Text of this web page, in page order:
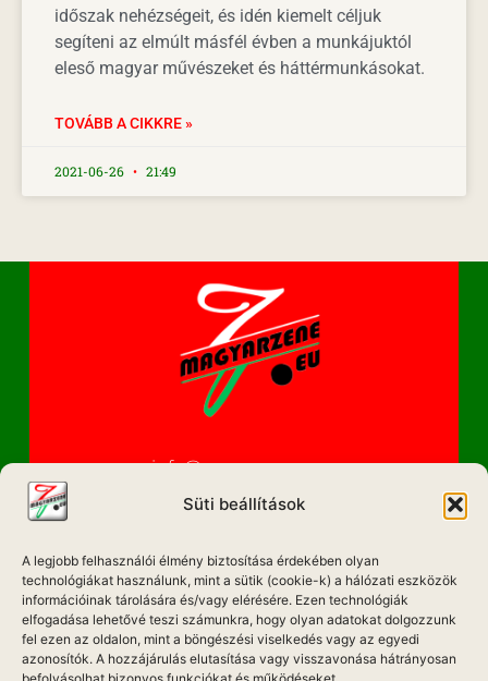
Süti beállítások
A legjobb felhasználói élmény biztosítása érdekében olyan
technológiákat használunk, mint a sütik (cookie-k) a hálózati eszközök
információinak tárolására és/vagy elérésére. Ezen technológiák
elfogadása lehetővé teszi számunkra, hogy olyan adatokat dolgozzunk
fel ezen az oldalon, mint a böngészési viselkedés vagy az egyedi
azonosítók. A hozzájárulás elutasítása vagy visszavonása hátrányosan
időszak nehézségeit, és idén kiemelt céljuk
segíteni az elmúlt másfél évben a munkájuktól
eleső magyar művészeket és háttérmunkásokat.
TOVÁBB A CIKKRE »
2021-06-26 21:49
info@magyarzene.eu
IMPRESSZUM
ETIKAI KÓDEX
MÉDIA AJÁNLAT